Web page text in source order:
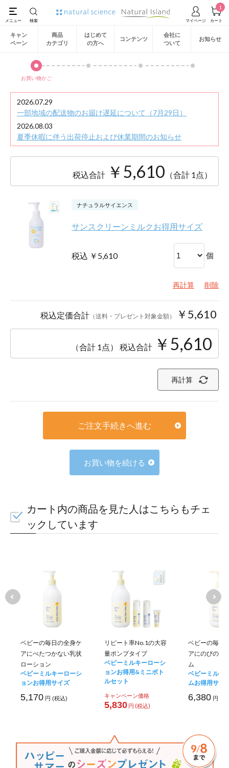
1
キャン
ペーン
商品
カテゴリ
はじめて
の方へ
コンテンツ
会社に
ついて
お知らせ
お買い物かご
2026.07.29
一部地域の配送物のお届け遅延について（7月29日）
2026.08.03
夏季休暇に伴う出荷停止および休業期間のお知らせ
税込合計 ￥5,610 （合計 1点）
ナチュラルサイエンス
サンスクリーンミルクお得用サイズ
税込 ￥5,610 個
再計算 削除
税込定価合計 （送料・プレゼント対象金額） ￥5,610
（合計 1点） 税込合計 ￥5,610
再計算
ご注文手続きへ進む
お買い物を続ける
カート内の商品を見た人はこちらもチェ
ックしています
ベビーの毎日の全身ケ
アにべたつかない乳状
ローション
ベビーミルキーローシ
ョンお得用サイズ
5,170 円 (税込)
リピート率No.1の大容
量ポンプタイプ
ベビーミルキーローシ
ョンお得用&ミニボト
ルセット
キャンペーン価格
5,830 円 (税込)
ベビーの毎日
アにのびのい
ム
ベビーミルキ
ムお得用サイ
6,380 円 (税